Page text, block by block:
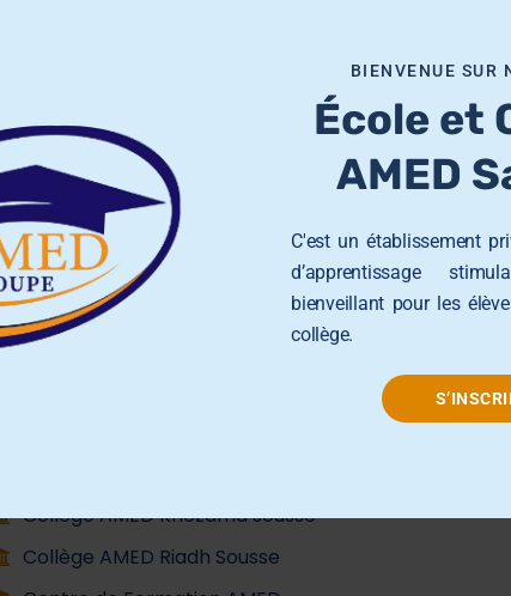
AMED
École Primaire AMED Sahloul
École et Collège AMED Beni Hassen
Collège AMED Khezama sousse
Collège AMED Riadh Sousse
BIENVENUE SUR
École et
AMED
C'est un établissement
d’apprentissage
bienveillant pour les
collège.